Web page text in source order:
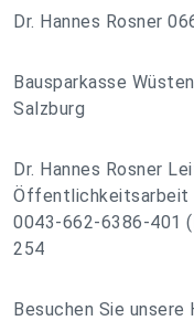
Dr. Hannes Rosner
Bausparkasse
Salzburg
Dr. Hannes Rosner
Öffentlichkeitsarbeit
0043-662-6386-401
254
Besuchen Sie unsere